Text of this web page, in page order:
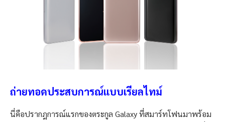
ถ่ายทอดประสบการณ์แบบเรียลไทม์
นี่คือปรากฎการณ์แรกของตระกูล Galaxy ที่สมาร์ทโฟนมาพร้อม